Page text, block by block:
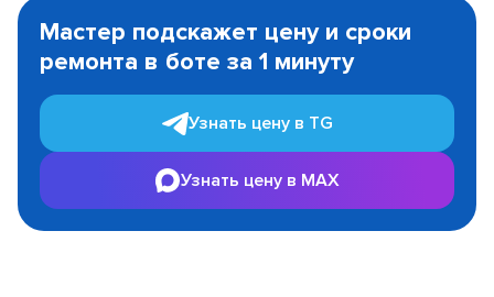
1
Мастер подскажет цену и сроки
ремонта в боте за 1 минуту
Узнать цену в TG
Узнать цену в MAX